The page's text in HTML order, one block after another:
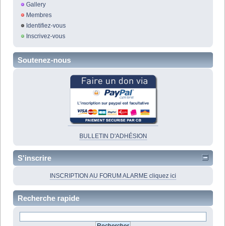
Gallery
Membres
Identifiez-vous
Inscrivez-vous
Soutenez-nous
BULLETIN D'ADHÉSION
S'inscrire
INSCRIPTION AU FORUM ALARME cliquez ici
Recherche rapide